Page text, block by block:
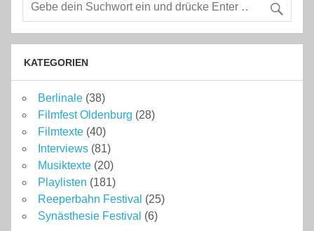
KATEGORIEN
Berlinale (38)
Filmfest Oldenburg (28)
Filmtexte (40)
Interviews (81)
Musiktexte (20)
Playlisten (181)
Reeperbahn Festival (25)
Synästhesie Festival (6)